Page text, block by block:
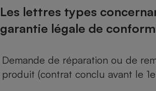
Les lettres types
garantie légale de
Demande de réparation ou de
produit (contrat conclu avant le